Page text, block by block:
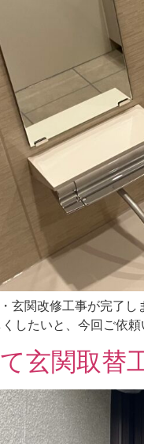
玄関改修工事が完了
したいと、今回ご依
玄関取替